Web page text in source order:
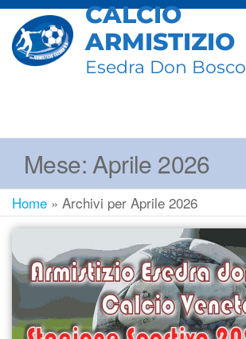
CALCIO
ARMISTIZIO
Esedra Don Bosco
Mese:Aprile 2026
Home » Archivi per Aprile 2026